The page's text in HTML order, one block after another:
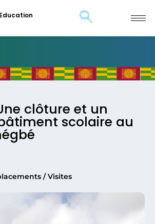
clôture et un
scolaire au
/ Visites